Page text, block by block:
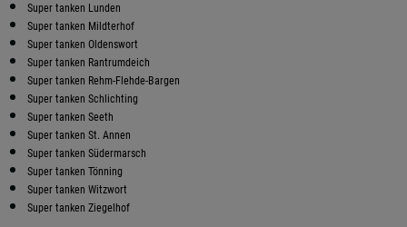
Super tanken Lunden
Super tanken Mildterhof
Super tanken Oldenswort
Super tanken Rantrumdeich
Super tanken Rehm-Flehde-Bargen
Super tanken Schlichting
Super tanken Seeth
Super tanken St. Annen
Super tanken Südermarsch
Super tanken Tönning
Super tanken Witzwort
Super tanken Ziegelhof